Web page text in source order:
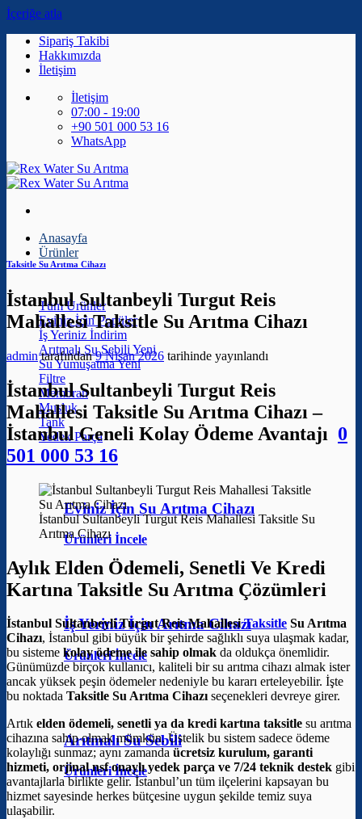
İçeriğe atla
Sipariş Takibi
Hakkımızda
İletişim
İletişim
07:00 - 19:00
+90 501 000 53 16
WhatsApp
Anasayfa
Ürünler
Tüm Ürünler
Eviniz İçin
İş Yeriniz
Arıtmalı Su Sebili
Su Yumuşatma
Filtre
Membran
Musluk
Tank
Yedek Parça
Eviniz İçin Su Arıtma Cihazı
Ürünleri İncele
İş Yeriniz İçin Arıtma Cihazı
Ürünleri İncele
Arıtmalı Su Sebili
Ürünleri İncele
Taksitle Su Arıtma Cihazı
İstanbul Sultanbeyli Turgut Reis
Mahallesi Taksitle Su Arıtma Cihazı
admintarafından 9 Nisan 2026 tarihinde yayınlandı
İstanbul Sultanbeyli Turgut Reis
Mahallesi Taksitle Su Arıtma Cihazı –
İstanbul Geneli Kolay Ödeme Avantajı 0
501 000 53 16
İstanbul Sultanbeyli Turgut Reis Mahallesi Taksitle Su
Arıtma Cihazı
Aylık Elden Ödemeli, Senetli Ve Kredi
Kartına Taksitle Su Arıtma Çözümleri
İstanbul Sultanbeyli Turgut Reis MahallesiTaksitle Su Arıtma
Cihazı, İstanbul gibi büyük bir şehirde sağlıklı suya ulaşmak kadar,
bu sisteme kolay ödeme ile sahip olmak da oldukça önemlidir.
Günümüzde birçok kullanıcı, kaliteli bir su arıtma cihazı almak ister
ancak yüksek peşin ödemeler nedeniyle bu kararı erteleyebilir. İşte
bu noktada Taksitle Su Arıtma Cihazıseçenekleri devreye girer.
Artık elden ödemeli, senetli ya da kredi kartına taksitle su arıtma
cihazına sahip olmak mümkün. Üstelik bu sistem sadece ödeme
kolaylığı sunmaz; aynı zamanda ücretsiz kurulum, garanti
hizmeti, orjinal nsf onaylı yedek parça ve 7/24 teknik destek gibi
avantajlarla birlikte gelir. İstanbul’un tüm ilçelerini kapsayan bu
hizmet sayesinde herkes bütçesine uygun şekilde temiz suya
ulaşabilir.